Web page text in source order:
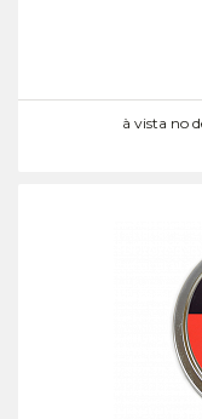
à vista no